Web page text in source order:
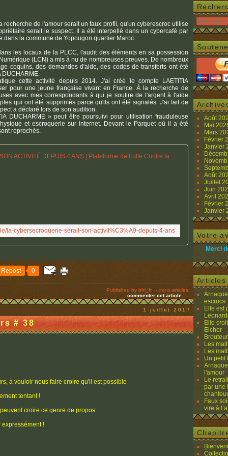
recherche de l'amour serait un faux profil, qu'un cyberescroc utilise
serait le suspect. Il a été interpellé dans un cybercafé par
la commune de Yopougon quartier Maroc.
les locaux de la PLCC, l'audit des éléments en sa possession
(LCN) a mis à nu de nombreuses preuves. De nombreux
coquins, des demandes d'aide, des codes de transferts ont été
DUCHARME.
cette activité depuis 2014. J'ai créé le compte LAETITIA
pour une jeune française vivant en France. À la recherche de
avec mes correspondants à qui je soutire de l'argent à l'aide
qui ont été supprimés parce qu'ils ont été signalés. J'ai fait de
a déclaré lors de son audition.
DUCHARME » peut être poursuivi pour utilisation frauduleuse
et escroquerie sur internet. Devant le Parquet où il a été
reprochés.
LA
v
e
S
i
t
la-cybersecroquerie-serait-son-activit%C3%A9-depuis-4-ans
Repost 0
Published by bhl_fr - dans articles
commenter cet article
1 juillet 2017
# 38
à vouloir nous faire croire qu'il est possible
tentant !
croire ce genre de propos.
!
Août
Mai
Mars
Février
Janvier
Août
Juillet
Juin
Avril
Février
Janvier
Votre
Merci
Articles
escrocs
Elle est
Elle
Eicher
Les
Les
Un petit
l'amour
Le
par une
Faux
vire à